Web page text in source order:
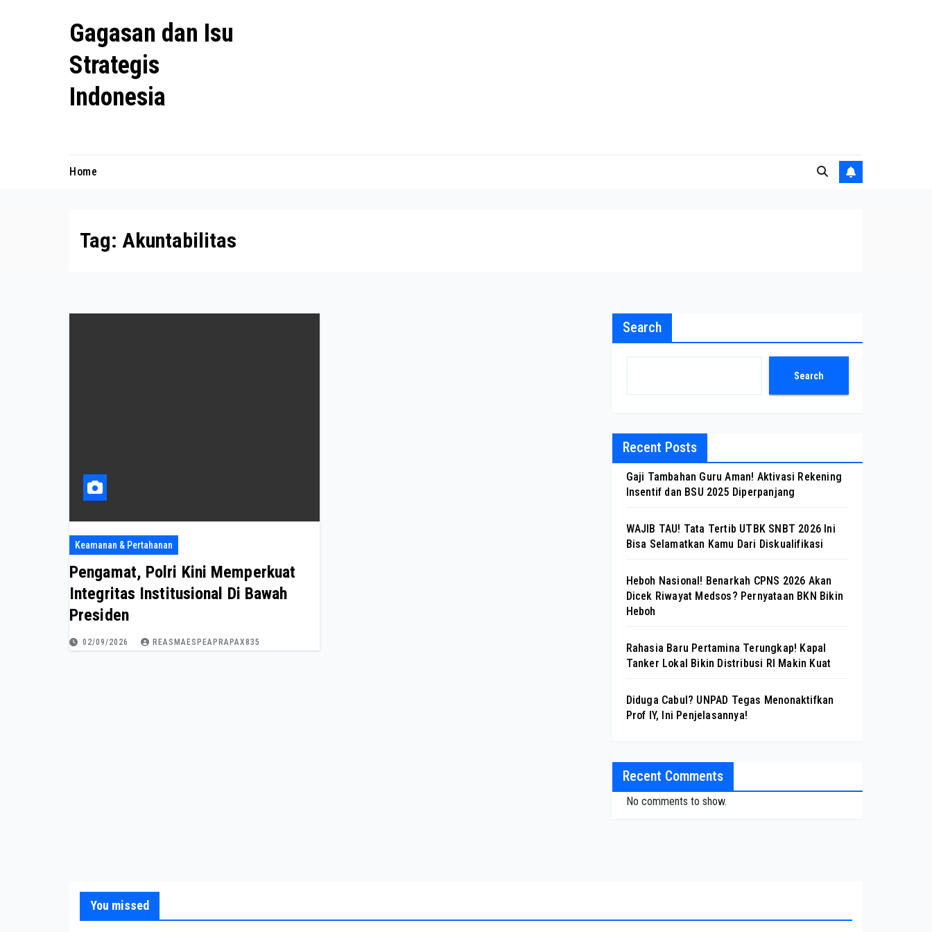
Gagasan dan Isu
Strategis
Indonesia
Home
Tag: Akuntabilitas
Keamanan & Pertahanan
Pengamat, Polri Kini Memperkuat
Integritas Institusional Di Bawah
Presiden
02/09/2026 REASMAESPEAPRAPAX835
Search
Search
Recent Posts
Gaji Tambahan Guru Aman! Aktivasi Rekening
Insentif dan BSU 2025 Diperpanjang
WAJIB TAU! Tata Tertib UTBK SNBT 2026 Ini
Bisa Selamatkan Kamu Dari Diskualifikasi
Heboh Nasional! Benarkah CPNS 2026 Akan
Dicek Riwayat Medsos? Pernyataan BKN Bikin
Heboh
Rahasia Baru Pertamina Terungkap! Kapal
Tanker Lokal Bikin Distribusi RI Makin Kuat
Diduga Cabul? UNPAD Tegas Menonaktifkan
Prof IY, Ini Penjelasannya!
Recent Comments
No comments to show.
You missed